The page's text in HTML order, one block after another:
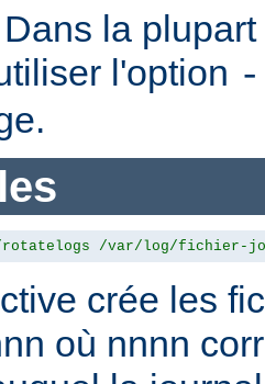
la
l'option
/var/log/fichier-
crée les
où nnnn